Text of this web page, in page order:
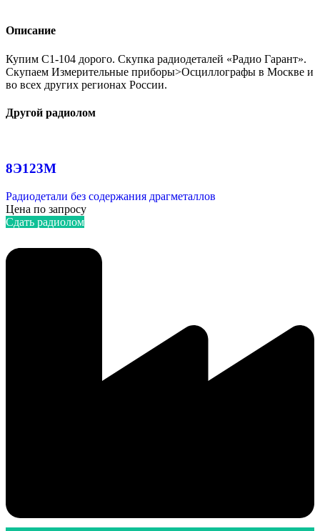
Описание
Купим C1-104 дорого. Скупка радиодеталей «Радио Гарант».
Скупаем Измерительные приборы>Осциллографы в Москве и
во всех других регионах России.
Другой радиолом
8Э123М
Радиодетали без содержания драгметаллов
Цена по запросу
Сдать радиолом